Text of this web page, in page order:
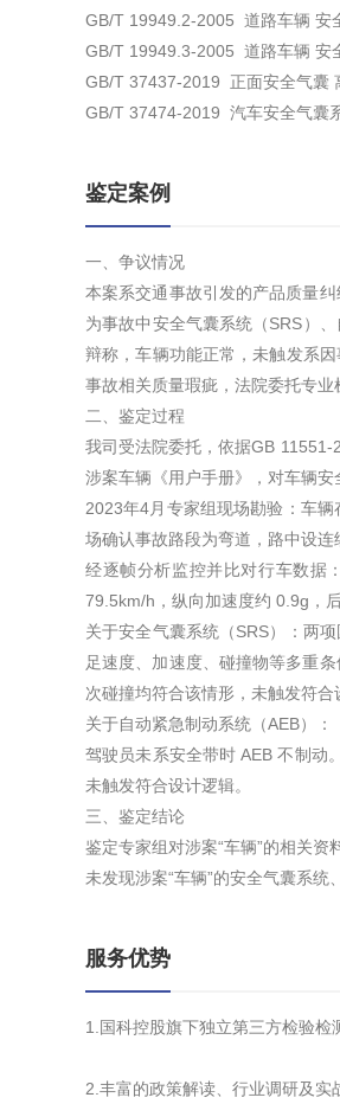
GB/T 19949.2-2005 道路车辆 安
GB/T 19949.3-2005 道路车辆 安
GB/T 37437-2019 正面安全气囊
GB/T 37474-2019 汽车安全气囊
鉴定案例
一、争议情况
本案系交通事故引发的产品质量
为事故中安全气囊系统（SRS）
辩称，车辆功能正常，未触发系
事故相关质量瑕疵，法院委托专业
二、鉴定过程
我司受法院委托，依据GB
涉案车辆《用户手册》，对车辆安
2023年4月专家组现场勘验：车
场确认事故路段为弯道，路中设连
经逐帧分析监控并比对行车数据
79.5km/h，纵向加速度约 0.9g，
关于安全气囊系统（SRS）：两
足速度、加速度、碰撞物等多重
次碰撞均符合该情形，未触发符合
关于自动紧急制动系统（AEB）
驾驶员未系安全带时 AEB 不制动
未触发符合设计逻辑。
三、鉴定结论
鉴定专家组对涉案“车辆”的相关
未发现涉案“车辆”的安全气囊系统
服务优势
1.国科控股旗下独立第三方检验检
2.丰富的政策解读、行业调研及实